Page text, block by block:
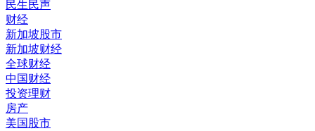
民生民声
财经
新加坡股市
新加坡财经
全球财经
中国财经
投资理财
房产
美国股市